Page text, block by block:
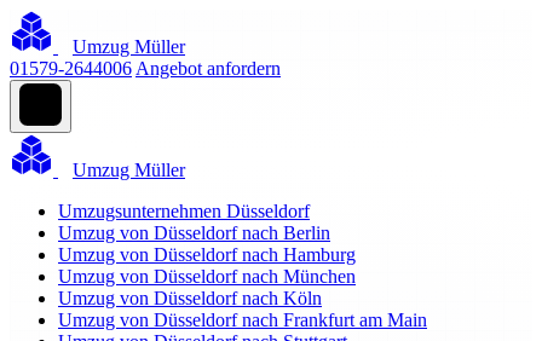
Umzug Müller
01579-2644006 Angebot anfordern
Umzug Müller
Umzugsunternehmen Düsseldorf
Umzug von Düsseldorf nach Berlin
Umzug von Düsseldorf nach Hamburg
Umzug von Düsseldorf nach München
Umzug von Düsseldorf nach Köln
Umzug von Düsseldorf nach Frankfurt am Main